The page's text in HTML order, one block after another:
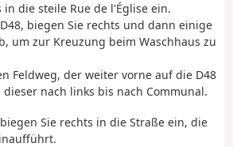
in die steile Rue de l'Église ein.
biegen Sie rechts und dann einige
um zur Kreuzung beim Waschhaus zu
Feldweg, der weiter vorne auf die D48
nach links bis nach Communal.
Sie rechts in die Straße ein, die